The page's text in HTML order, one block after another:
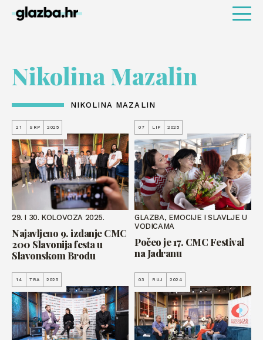
Nikolina Mazalin
NIKOLINA MAZALIN
21 SRP 2025
29. I 30. KOLOVOZA 2025.
Najavljeno 9. izdanje CMC
200 Slavonija festa u
Slavonskom Brodu
07 LIP 2025
GLAZBA, EMOCIJE I SLAVLJE U
VODICAMA
Počeo je 17. CMC Festival
na Jadranu
14 TRA 2025 03 RUJ 2024